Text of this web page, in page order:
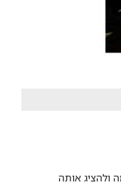
ולהציג אותה